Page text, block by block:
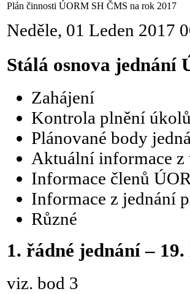
Plán činnosti ÚORM SH ČMS na rok 2017
Neděle, 01 Leden 2017
Stálá osnova jednání
Zahájení
Kontrola plnění úkolů
Plánované body
Aktuální informace z
Informace členů
Informace z jednání
Různé
1. řádné jednání –
viz. bod 3